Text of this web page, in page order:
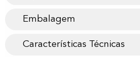
Embalagem
Características Técnicas